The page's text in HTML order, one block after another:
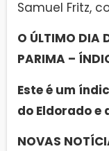
Samuel Fritz,
O ÚLTIMO DIA
PARIMA –
Este é um
do Eldorado e
NOVAS